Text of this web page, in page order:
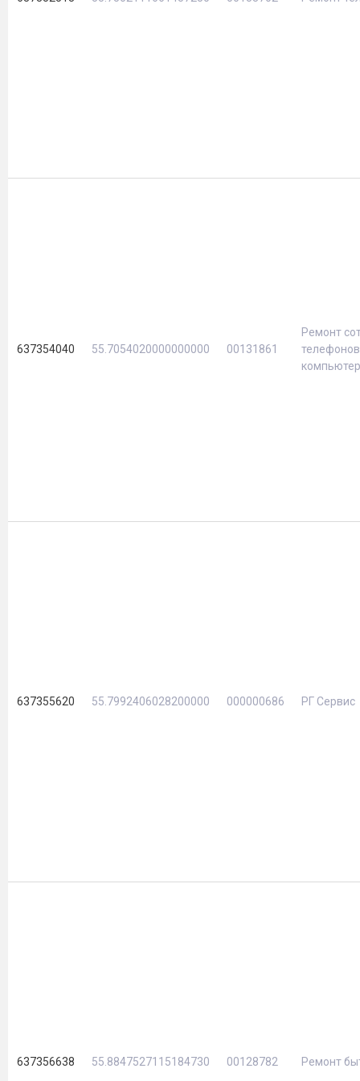
637354040 55.7054020000000000 00131861
Ремонт
637355620 55.7992406028200000 000000686 РГ Сервис
637356638 55.8847527115184730 00128782 Ремонт